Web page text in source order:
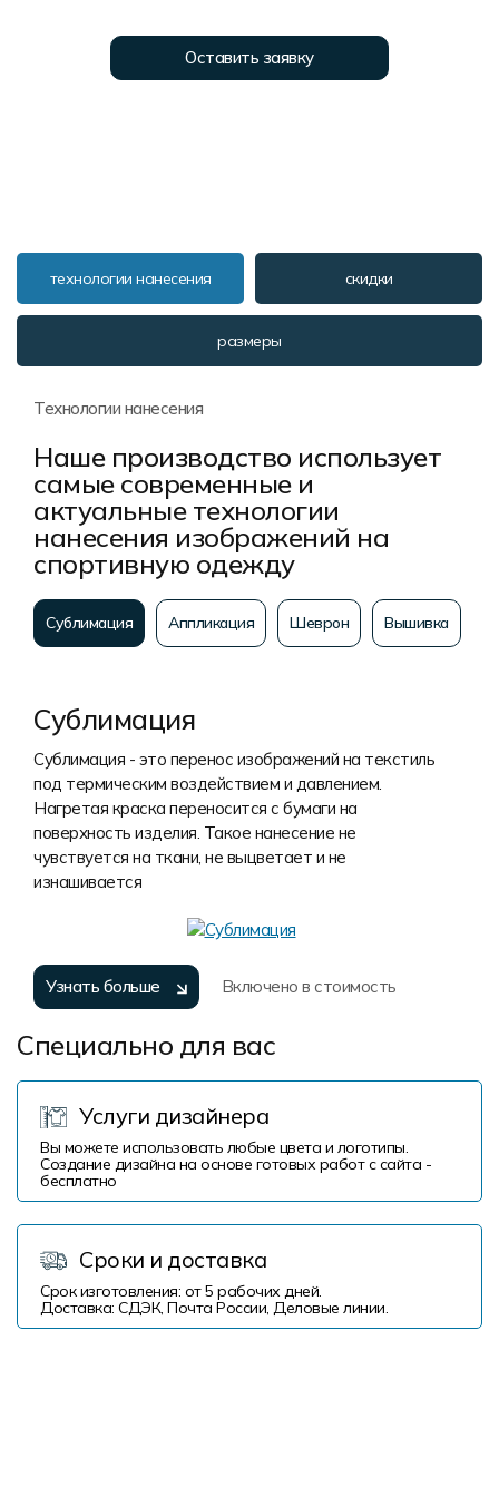
Оставить заявку
технологии нанесения скидки
размеры
Технологии нанесения
Наше производство использует
самые современные и
актуальные технологии
нанесения изображений на
спортивную одежду
Сублимация Аппликация Шеврон Вышивка
Сублимация
Сублимация - это перенос изображений на текстиль
под термическим воздействием и давлением.
Нагретая краска переносится с бумаги на
поверхность изделия. Такое нанесение не
чувствуется на ткани, не выцветает и не
изнашивается
Узнать больше Включено в стоимость
Специально для вас
Услуги дизайнера
Вы можете использовать любые цвета и логотипы.
Создание дизайна на основе готовых работ с сайта -
бесплатно
Сроки и доставка
Срок изготовления: от 5 рабочих дней.
Доставка: СДЭК, Почта России, Деловые линии.
Пользовательское соглашение